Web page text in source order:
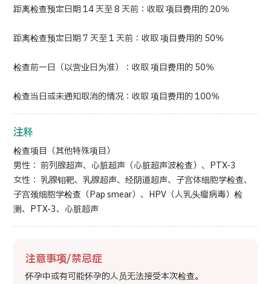
距离检查预定日期 14 天至 8 天前：收取 项目费用的 20％
距离检查预定日期 7 天至 1 天前：收取 项目费用的 50％
检查前一日（以营业日为准）：收取 项目费用的 50％
检查当日或未通知取消的情况：收取 项目费用的 100％
注释
检查项目（其他特殊项目）
男性： 前列腺超声、心脏超声（心脏超声波检查）、PTX-3
女性： 乳腺钼靶、乳腺超声、经阴道超声、子宫体细胞学检查、
子宫颈细胞学检查（Pap smear）、HPV（人乳头瘤病毒）检
测、PTX-3、心脏超声
注意事项/禁忌症
怀孕中或有可能怀孕的人员无法接受本次检查。